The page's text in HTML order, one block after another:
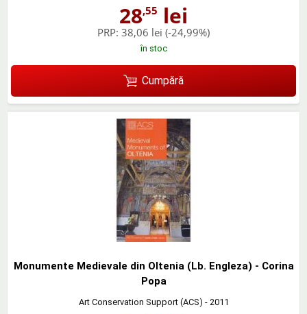
28,55 lei
PRP: 38,06 lei (-24,99%)
în stoc
Cumpără
Monumente Medievale din Oltenia (Lb. Engleza) - Corina
Popa
Art Conservation Support (ACS) - 2011